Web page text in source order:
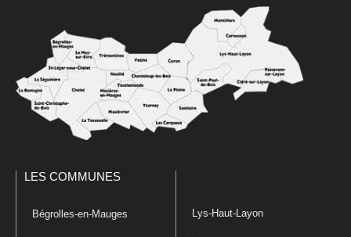
LES COMMUNES
Bégrolles-en-Mauges Lys-Haut-Layon